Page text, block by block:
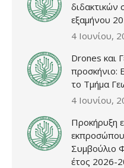
διδακτικών
εξαμήνου
4 Ιουνίου,
Drones και
προσκήνιο:
το Τμήμα
4 Ιουνίου,
Προκήρυξη
Συμβούλιο
έτος 2026-